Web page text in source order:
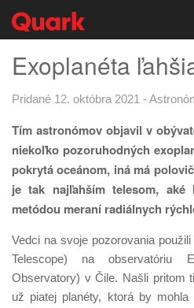
Exoplanéta
Pridané 12. októbra 2021 -
Tím astronómov objavil v
niekoľko pozoruhodných
pokrytá oceánom, iná má
je tak najľahším telesom, aké
metódou meraní radiálnych
Vedci na svoje pozorovania
Telescope) na observatóriu
Observatory) v Čile. Našli pritom
už piatej planéty, ktorá by